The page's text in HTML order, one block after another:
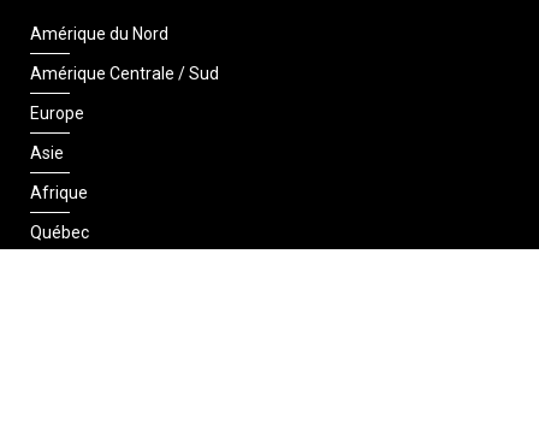
Amérique du Nord
Amérique Centrale / Sud
Europe
Asie
Afrique
Québec